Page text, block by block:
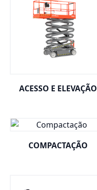
ACESSO E ELEVAÇÃO
COMPACTAÇÃO